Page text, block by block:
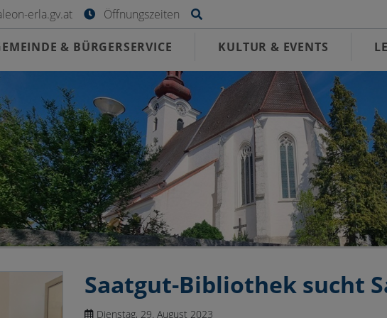
erla.gv.at Öffnungszeiten
& BÜRGERSERVICE KULTUR & EVENTS
Saatgut-Bibliothek sucht
Dienstag, 29. August 2023